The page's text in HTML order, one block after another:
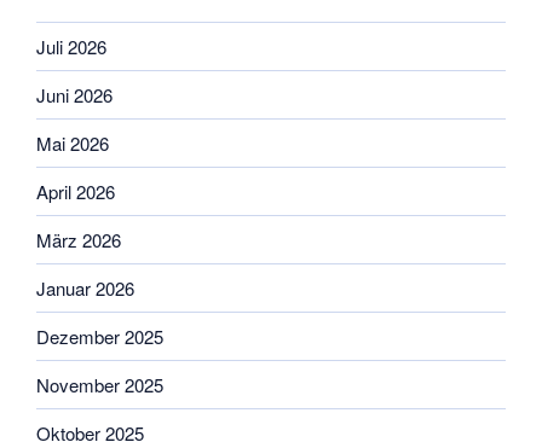
Juli 2026
Juni 2026
Mai 2026
April 2026
März 2026
Januar 2026
Dezember 2025
November 2025
Oktober 2025